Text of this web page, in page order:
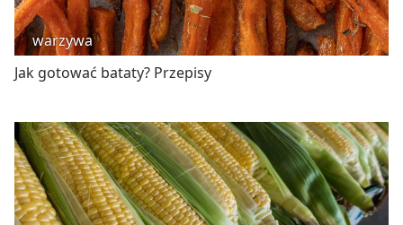
warzywa
Jak gotować bataty? Przepisy